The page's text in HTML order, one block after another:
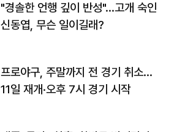
"경솔한 언행 깊이 반성"…고개 숙인
신동엽, 무슨 일이길래?
프로야구, 주말까지 전 경기 취소…
11일 재개·오후 7시 경기 시작